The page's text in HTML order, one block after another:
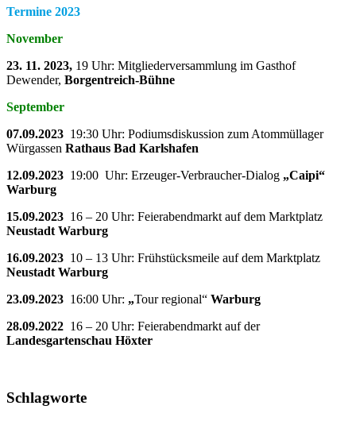
Termine 2023
November
23. 11. 2023, 19 Uhr: Mitgliederversammlung im Gasthof
Dewender, Borgentreich-Bühne
September
07.09.2023 19:30 Uhr: Podiumsdiskussion zum Atommüllager
Würgassen Rathaus Bad Karlshafen
12.09.2023 19:00 Uhr: Erzeuger-Verbraucher-Dialog „Caipi“
Warburg
15.09.2023 16 – 20 Uhr: Feierabendmarkt auf dem Marktplatz
Neustadt Warburg
16.09.2023 10 – 13 Uhr: Frühstücksmeile auf dem Marktplatz
Neustadt Warburg
23.09.2023 16:00 Uhr: „Tour regional“ Warburg
28.09.2022 16 – 20 Uhr: Feierabendmarkt auf der
Landesgartenschau Höxter
Schlagworte